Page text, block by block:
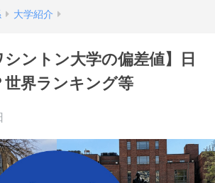
大学紹介
シントン大学の偏差値】日
界ランキング等